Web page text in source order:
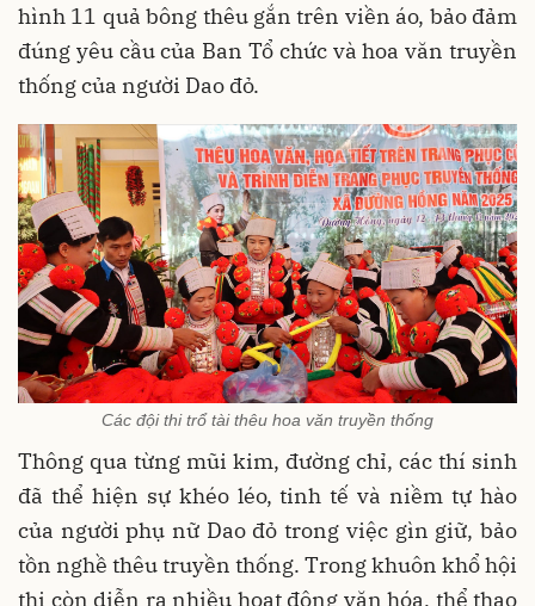
hình 11 quả bông thêu gắn trên viền áo, bảo đảm
đúng yêu cầu của Ban Tổ chức và hoa văn truyền
thống của người Dao đỏ.
Các đội thi trổ tài thêu hoa văn truyền thống
Thông qua từng mũi kim, đường chỉ, các thí sinh
đã thể hiện sự khéo léo, tinh tế và niềm tự hào
của người phụ nữ Dao đỏ trong việc gìn giữ, bảo
tồn nghề thêu truyền thống. Trong khuôn khổ hội
thi còn diễn ra nhiều hoạt động văn hóa, thể thao